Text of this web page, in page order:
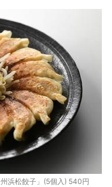
浜松餃子」(5個入) 540円